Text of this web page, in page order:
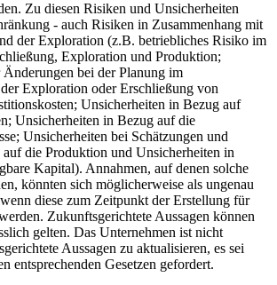
Zu diesen Risiken und Unsicherheiten
- auch Risiken in Zusammenhang mit
der Exploration (z.B. betriebliches Risiko im
Exploration und Produktion;
Änderungen bei der Planung im
Exploration oder Erschließung von
Unsicherheiten in Bezug auf
Unsicherheiten in Bezug auf die
Unsicherheiten bei Schätzungen und
die Produktion und Unsicherheiten in
Kapital). Annahmen, auf denen solche
könnten sich möglicherweise als ungenau
diese zum Zeitpunkt der Erstellung für
Zukunftsgerichtete Aussagen können
gelten. Das Unternehmen ist nicht
Aussagen zu aktualisieren, es sei
entsprechenden Gesetzen gefordert.